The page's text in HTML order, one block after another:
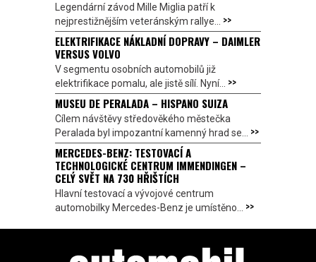
Legendární závod Mille Miglia patří k
nejprestižnějším veteránským rallye... >>
ELEKTRIFIKACE NÁKLADNÍ DOPRAVY – DAIMLER
VERSUS VOLVO
V segmentu osobních automobilů již
elektrifikace pomalu, ale jistě sílí. Nyní... >>
MUSEU DE PERALADA – HISPANO SUIZA
Cílem návštěvy středověkého městečka
Peralada byl impozantní kamenný hrad se... >>
MERCEDES-BENZ: TESTOVACÍ A
TECHNOLOGICKÉ CENTRUM IMMENDINGEN –
CELÝ SVĚT NA 730 HŘIŠTÍCH
Hlavní testovací a vývojové centrum
automobilky Mercedes-Benz je umístěno... >>